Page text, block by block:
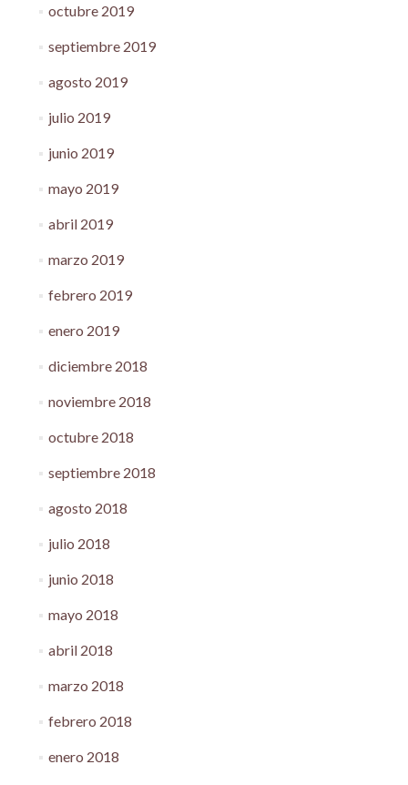
octubre 2019
septiembre 2019
agosto 2019
julio 2019
junio 2019
mayo 2019
abril 2019
marzo 2019
febrero 2019
enero 2019
diciembre 2018
noviembre 2018
octubre 2018
septiembre 2018
agosto 2018
julio 2018
junio 2018
mayo 2018
abril 2018
marzo 2018
febrero 2018
enero 2018